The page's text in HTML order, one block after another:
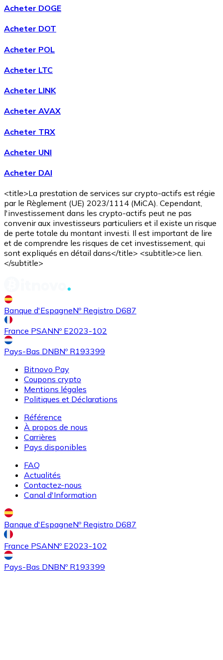
WBTC
AVAX
Shiba Inuavec virement bancaire
SHIB
UNI
AcheterEthereum Classicavec virement bancaire
ETC
Acheter DOGE
Acheter DOT
Acheter POL
Acheter LTC
Acheter LINK
Acheter AVAX
Acheter TRX
Acheter UNI
Acheter DAI
<title>La prestation de services sur crypto-actifs est régie
par le Règlement (UE) 2023/1114 (MiCA). Cependant,
l'investissement dans les crypto-actifs peut ne pas
convenir aux investisseurs particuliers et il existe un risque
de perte totale du montant investi. Il est important de lire
et de comprendre les risques de cet investissement, qui
sont expliqués en détail dans</title> <subtitle>ce lien.
</subtitle>
Banque d'EspagneNº Registro D687
France PSANNº E2023-102
Pays-Bas DNBNº R193399
Bitnovo Pay
Coupons crypto
Mentions légales
Politiques et Déclarations
Référence
À propos de nous
Carrières
Pays disponibles
FAQ
Actualités
Contactez-nous
Canal d'Information
Banque d'EspagneNº Registro D687
France PSANNº E2023-102
Pays-Bas DNBNº R193399